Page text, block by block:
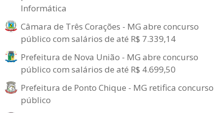
Informática
Câmara de Três Corações - MG abre concurso
público com salários de até R$ 7.339,14
Prefeitura de Nova União - MG abre concurso
público com salários de até R$ 4.699,50
Prefeitura de Ponto Chique - MG retifica concurso
público